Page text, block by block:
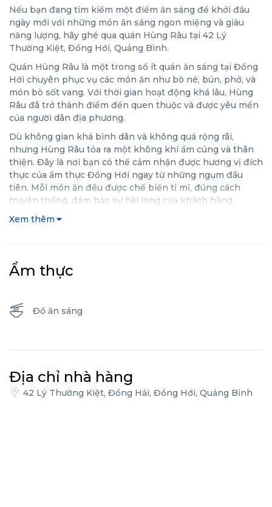
Nếu bạn đang tìm kiếm một điểm ăn sáng để khởi đầu
ngày mới với những món ăn sáng ngon miệng và giàu
năng lượng, hãy ghé qua quán Hùng Râu tại 42 Lý
Thường Kiệt, Đồng Hới, Quảng Bình.
Quán Hùng Râu là một trong số ít quán ăn sáng tại Đồng
Hới chuyên phục vụ các món ăn như bò né, bún, phở, và
món bò sốt vang. Với thời gian hoạt động khá lâu, Hùng
Râu đã trở thành điểm đến quen thuộc và được yêu mến
của người dân địa phương.
Dù không gian khá bình dân và không quá rộng rãi,
nhưng Hùng Râu tỏa ra một không khí ấm cúng và thân
thiện. Đây là nơi bạn có thể cảm nhận được hương vị đích
thực của ẩm thực Đồng Hới ngay từ những ngụm đầu
tiên. Mỗi món ăn đều được chế biến tỉ mỉ, đúng cách
truyền thống, đảm bảo sự hài lòng của khách hàng.
Xem thêm
Ẩm thực
Đồ ăn sáng
Địa chỉ nhà hàng
42 Lý Thường Kiệt, Đồng Hải, Đồng Hới, Quảng Bình